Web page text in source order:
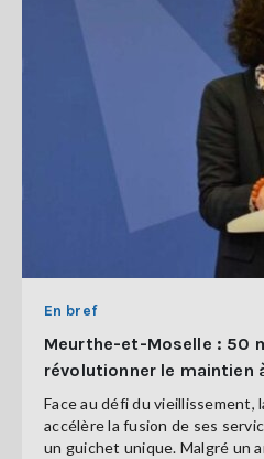
En bref
Meurthe-et-Moselle : 50
révolutionner le maintien
Face au défi du
accélère la fusion de ses
un guichet unique. Malgré un